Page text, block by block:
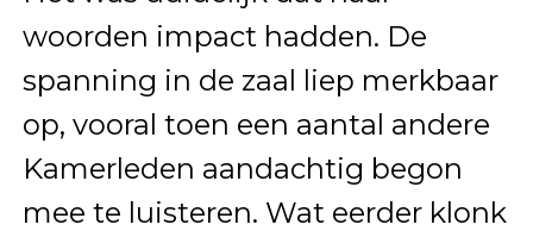
woorden impact hadden. De
spanning in de zaal liep merkbaar
op, vooral toen een aantal andere
Kamerleden aandachtig begon
mee te luisteren. Wat eerder klonk